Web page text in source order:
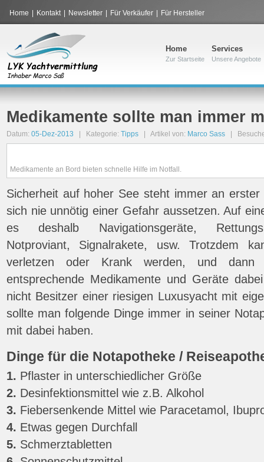
Home Kontakt Newsletter Für Verkäufer Für Hersteller
Home
Zur Startseite
Services
Unsere Angebote
Medikamente sollte man immer
Datum: 05-Dez-2013 | Kategorie: Tipps | Artikel von: Marco Sass |
Medikamente an Bord bieten schnelle Hilfe im Notfall.
Sicherheit auf hoher See steht immer an
sich nie unnötig einer Gefahr aussetzen. Auf
es deshalb Navigationsgeräte,
Notproviant, Signalrakete, usw. Trotzdem
verletzen oder Krank werden, und
entsprechende Medikamente und Geräte
nicht Besitzer einer riesigen Luxusyacht mit
sollte man folgende Dinge immer in seiner
mit dabei haben.
Dinge für die Notapotheke /
1. Pflaster in unterschiedlicher Größe
2. Desinfektionsmittel wie z.B. Alkohol
3. Fiebersenkende Mittel wie Paracetamol,
4. Etwas gegen Durchfall
5. Schmerztabletten